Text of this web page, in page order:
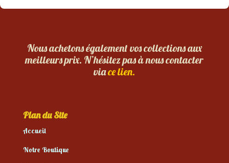
Nous achetons également vos collections aux
meilleurs prix. N’hésitez pas à nous contacter
viace lien.
Plan du Site
Accueil
Notre Boutique